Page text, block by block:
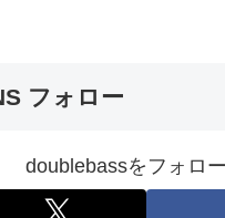
フォロー
doublebassをフォロ